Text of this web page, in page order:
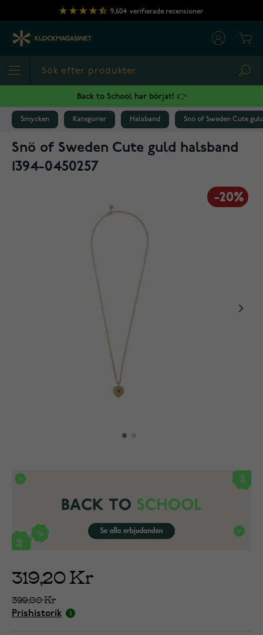
Hoppa till innehållet
9,604 verifierade recensioner
Back to School har börjat! 👉
Smycken Kategorier Halsband Snö of Sweden Cute
Snö of Sweden Cute guld halsband
1394-0450257
-20%
319,20 Kr
399,00 Kr
Prishistorik